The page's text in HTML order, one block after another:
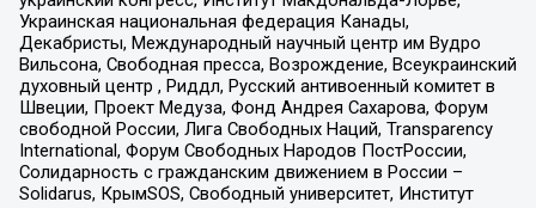
Украинская национальная федерация Канады,
Декабристы, Международный научный центр им Вудро
Вильсона, Свободная пресса, Возрождение, Всеукраинский
духовный центр , Риддл, Русский антивоенный комитет в
Швеции, Проект Медуза, Фонд Андрея Сахарова, Форум
свободной России, Лига Свободных Наций, Transparеncy
International, Форум Свободных Народов ПостРоссии,
Солидарность с гражданским движением в России –
Solidarus, КрымSOS, Свободный университет, Институт